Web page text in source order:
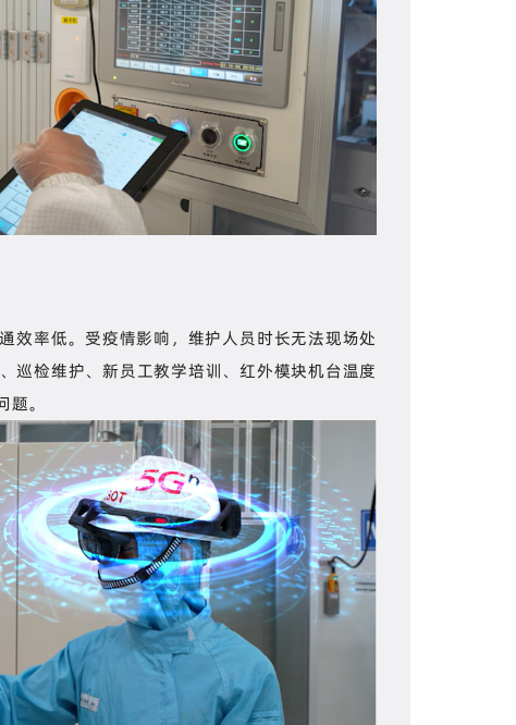
效率低。受疫情影响，维护人员时长无法现场处
巡检维护、新员工教学培训、红外模块机台温度
。